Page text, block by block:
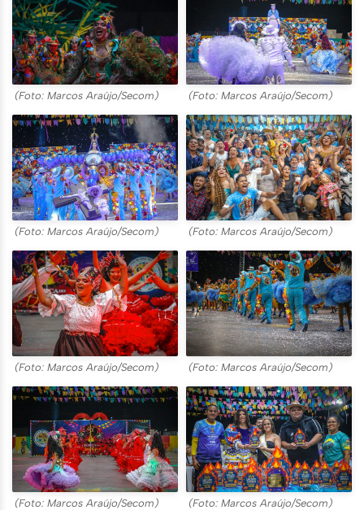
(Foto: Marcos Araújo/Secom) (Foto: Marcos Araújo/Secom)
(Foto: Marcos Araújo/Secom) (Foto: Marcos Araújo/Secom)
(Foto: Marcos Araújo/Secom) (Foto: Marcos Araújo/Secom)
(Foto: Marcos Araújo/Secom) (Foto: Marcos Araújo/Secom)